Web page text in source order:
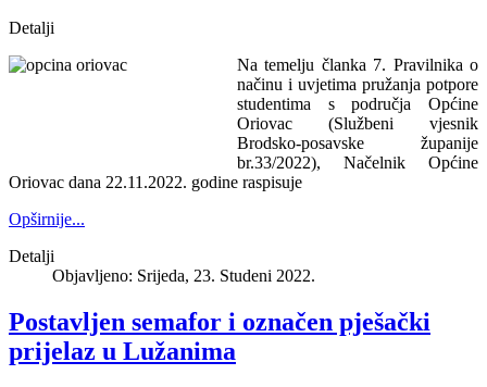
Detalji
Na temelju članka 7. Pravilnika o
načinu i uvjetima pružanja potpore
studentima s područja Općine
Oriovac (Službeni vjesnik
Brodsko-posavske županije
br.33/2022), Načelnik Općine
Oriovac dana 22.11.2022. godine raspisuje
Opširnije...
Detalji
Objavljeno: Srijeda, 23. Studeni 2022.
Postavljen semafor i označen pješački
prijelaz u Lužanima